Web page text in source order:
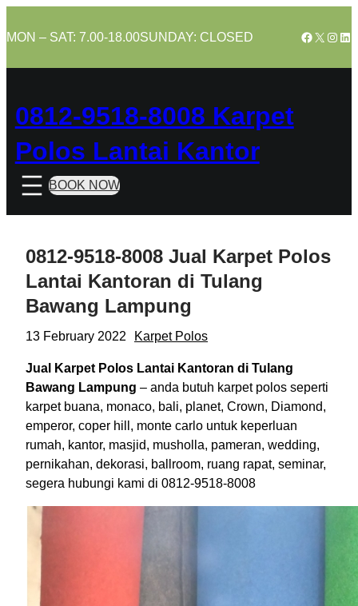
to
MON – SAT: 7.00-18.00SUNDAY: CLOSED Facebook
X
0812-9518-8008 Karpet
Polos Lantai Kantor
BOOK NOW
0812-9518-8008 Jual Karpet Polos
Lantai Kantoran di Tulang
Bawang Lampung
13 February 2022 Karpet Polos
Jual Karpet Polos Lantai Kantoran di Tulang
Bawang Lampung – anda butuh karpet polos seperti
karpet buana, monaco, bali, planet, Crown, Diamond,
emperor, coper hill, monte carlo untuk keperluan
rumah, kantor, masjid, musholla, pameran, wedding,
pernikahan, dekorasi, ballroom, ruang rapat, seminar,
segera hubungi kami di 0812-9518-8008